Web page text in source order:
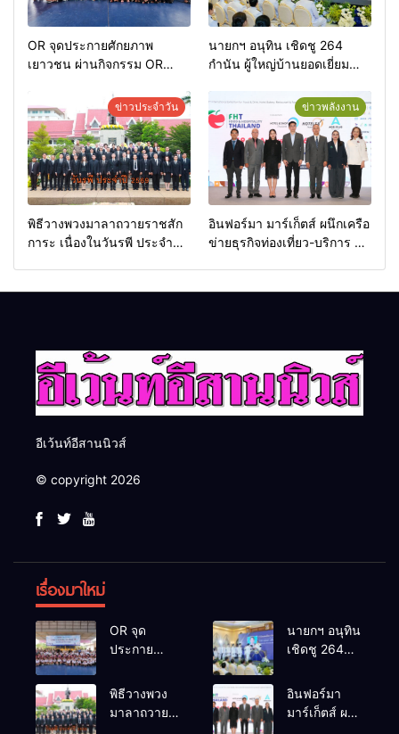
OR จุดประกายศักยภาพ
เยาวชน ผ่านกิจกรรม OR
นายกฯ อนุทิน เชิดชู 264
กำนัน ผู้ใหญ่บ้านยอดเยี่ยม
เกียรติยศแห่งการเสียสละ”
ข่าวประจำวัน
พิธีวางพวงมาลาถวายราชสัก
การะ เนื่องในวันรพี ประจำปี
ข่าวพลังงาน
อินฟอร์มา มาร์เก็ตส์ ผนึกเครือ
ข่ายธุรกิจท่องเที่ยว-บริการ จัด
อีเว้นท์อีสานนิวส์
© copyright 2026
เรื่องมาใหม่
OR จุด
ประกาย
เยาวชน ผ่าน
นายกฯ อนุทิน
เชิดชู 264
บ้านยอดเยี่ยม
มอบแหนบ
พิธีวางพวง
มาลาถวาย
อินฟอร์มา
มาร์เก็ตส์ ผนึก